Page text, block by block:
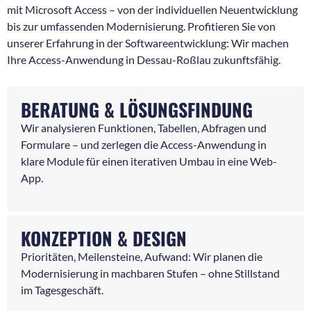
mit Microsoft Access – von der individuellen Neuentwicklung
bis zur umfassenden Modernisierung. Profitieren Sie von
unserer Erfahrung in der Softwareentwicklung: Wir machen
Ihre Access-Anwendung in Dessau-Roßlau zukunftsfähig.
BERATUNG & LÖSUNGSFINDUNG
Wir analysieren Funktionen, Tabellen, Abfragen und
Formulare – und zerlegen die Access-Anwendung in
klare Module für einen iterativen Umbau in eine Web-
App.
KONZEPTION & DESIGN
Prioritäten, Meilensteine, Aufwand: Wir planen die
Modernisierung in machbaren Stufen – ohne Stillstand
im Tagesgeschäft.